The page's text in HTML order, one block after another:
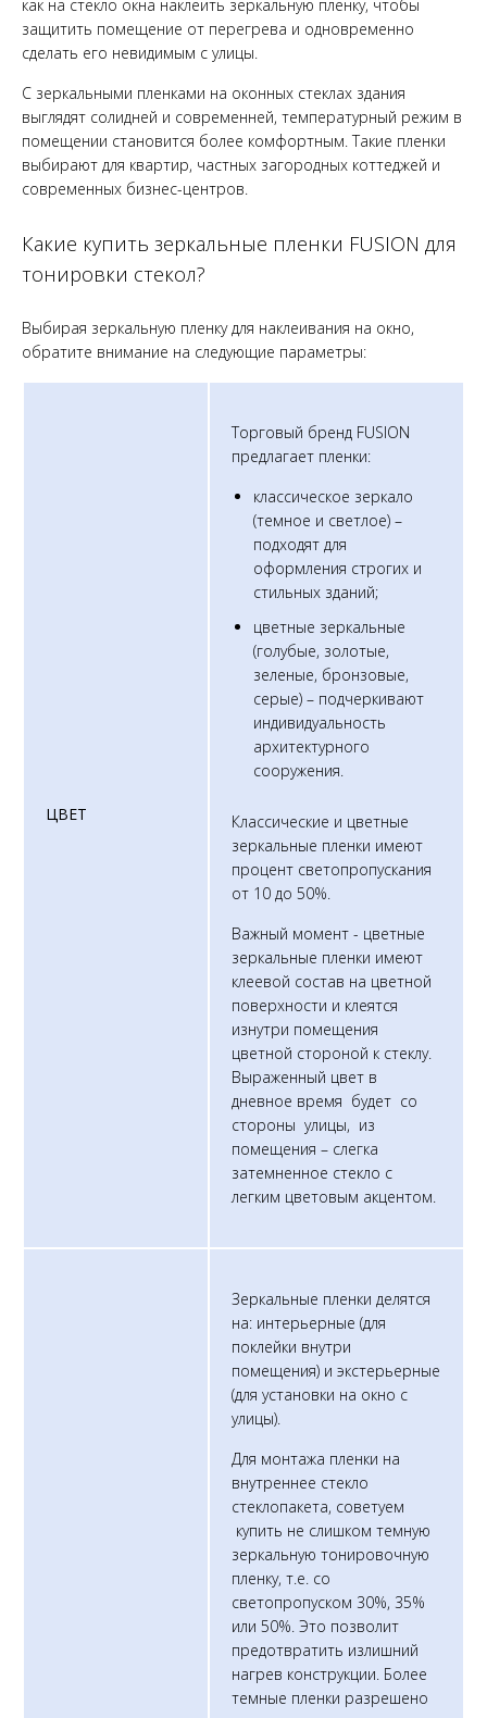
как на стекло окна наклеить зеркальную пленку, чтобы
защитить помещение от перегрева и одновременно
сделать его невидимым с улицы.
С зеркальными пленками на оконных стеклах здания
выглядят солидней и современней, температурный режим в
помещении становится более комфортным. Такие пленки
выбирают для квартир, частных загородных коттеджей и
современных бизнес-центров.
Какие купить зеркальные пленки FUSION для
тонировки стекол?
Выбирая зеркальную пленку для наклеивания на окно,
обратите внимание на следующие параметры:
ЦВЕТ
Торговый бренд FUSION
предлагает пленки:
классическое зеркало
(темное и светлое) –
подходят для
оформления строгих и
стильных зданий;
цветные зеркальные
(голубые, золотые,
зеленые, бронзовые,
серые) – подчеркивают
индивидуальность
архитектурного
сооружения.
Классические и цветные
зеркальные пленки имеют
процент светопропускания
от 10 до 50%.
Важный момент - цветные
зеркальные пленки имеют
клеевой состав на цветной
поверхности и клеятся
изнутри помещения
цветной стороной к стеклу.
Выраженный цвет в
дневное время будет со
стороны улицы, из
помещения – слегка
затемненное стекло с
легким цветовым акцентом.
Зеркальные пленки делятся
на: интерьерные (для
поклейки внутри
помещения) и экстерьерные
(для установки на окно с
улицы).
Для монтажа пленки на
внутреннее стекло
стеклопакета, советуем
купить не слишком темную
зеркальную тонировочную
пленку, т.е. со
светопропуском 30%, 35%
или 50%. Это позволит
предотвратить излишний
нагрев конструкции. Более
темные пленки разрешено